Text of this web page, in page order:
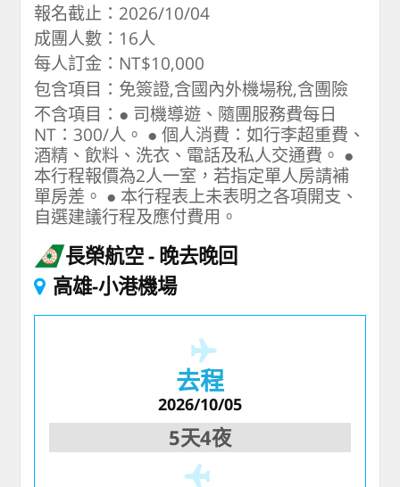
報名截止：2026/10/04
成團人數：16人
每人訂金：NT$10,000
包含項目：免簽證,含國內外機場稅,含團險
不含項目：● 司機導遊、隨團服務費每日
NT：300/人。 ● 個人消費：如行李超重費、
酒精、飲料、洗衣、電話及私人交通費。 ●
本行程報價為2人一室，若指定單人房請補
單房差。 ● 本行程表上未表明之各項開支、
自選建議行程及應付費用。
長榮航空 晚去晚回
高雄-小港機場
去程
2026/10/05
5天4夜